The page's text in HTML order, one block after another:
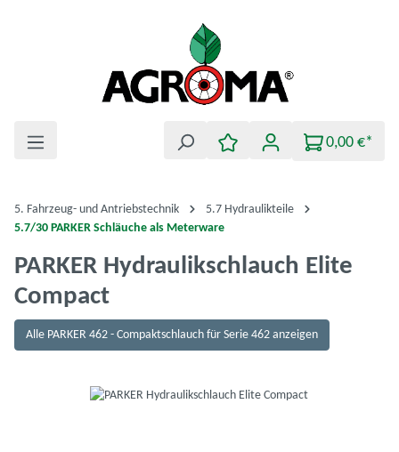
0,00 €*
5. Fahrzeug- und Antriebstechnik
5.7 Hydraulikteile
5.7/30 PARKER Schläuche als Meterware
PARKER Hydraulikschlauch Elite
Compact
Alle PARKER 462 - Compaktschlauch für Serie 462 anzeigen
Bildergalerie überspringen